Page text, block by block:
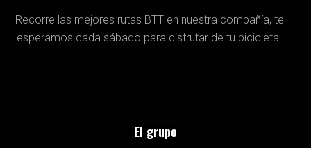
Recorre las mejores rutas BTT en nuestra compañía, te
esperamos cada sábado para disfrutar de tu bicicleta.
El grupo